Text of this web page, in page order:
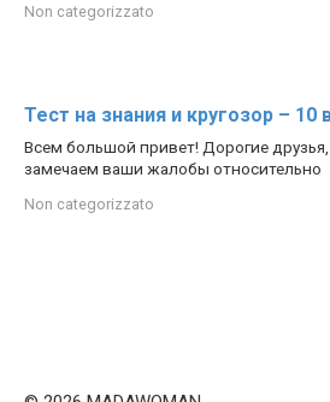
Non categorizzato
Тест на знания и кругозор – 10
Всем большой привет! Дорогие
замечаем ваши жалобы относительно
Non categorizzato